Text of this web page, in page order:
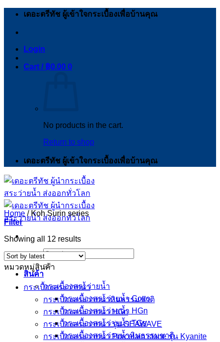
Skip
เดอะตรีทัช ผู้เข้าใจกระเบื้องเพื่อบ้านคุณ
Login
Cart / ฿0.00 0
No products in the cart.
Return to shop
เดอะตรีทัช ผู้เข้าใจกระเบื้องเพื่อบ้านคุณ
Search
for:
สินค้า
กระเบื้องสระว่ายนํ้า
กระเบื้องสระว่ายน้ำ Cotto
กระเบื้องสระว่ายน้ำ HGn
กระเบื้องสระว่ายน้ำ TGs
กระเบื้องสระว่ายน้ำหินธรรมชาติ
Home /Koh Surin series
Filter
Showing all 12 resultsSorted
by
latest
หมวดหมู่สินค้า
กระเบื้องสระว่ายน้ำ
กระเบื้องสระว่ายน้ำหินธรรมชาติ
กระเบื้องสระว่ายน้ำ HGn
กระเบื้องสระว่ายนํ้า รุ่น SEAWAVE
กระเบื้องสระว่ายนํ้า Porcelain stone รุ่น Kyanite